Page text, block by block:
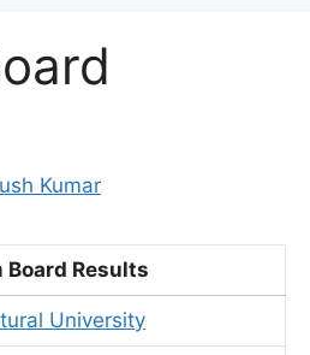
Kumar
Board Results
University